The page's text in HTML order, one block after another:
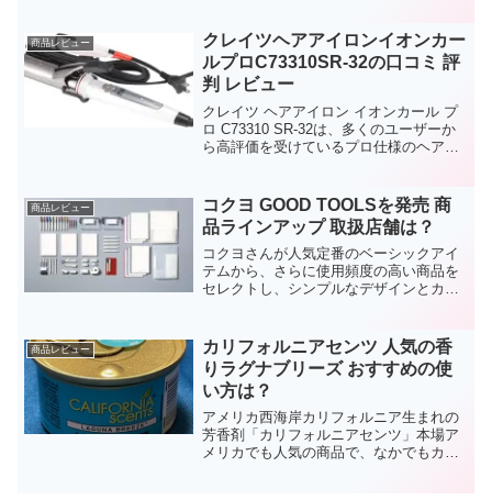
シュ！今回はメタルケースの商品特徴と
ともに、同じく...
商品レビュー
クレイツヘアアイロンイオンカー
ルプロC73310SR-32の口コミ 評
判 レビュー
クレイツ ヘアアイロン イオンカール プ
ロ C73310 SR-32は、多くのユーザーか
ら高評価を受けているプロ仕様のヘアア
ありながら、家庭でも簡単に扱える点で
す。特に...
商品レビュー
コクヨ GOOD TOOLSを発売 商
品ラインアップ 取扱店舗は？
コクヨさんが人気定番のベーシックアイ
テムから、さらに使用頻度の高い商品を
セレクトし、シンプルなデザインとカラ
ます。今回、GOOD TOOLSの商品ライ
ンアッ...
商品レビュー
カリフォルニアセンツ 人気の香
りラグナブリーズ おすすめの使
い方は？
アメリカ西海岸カリフォルニア生まれの
芳香剤「カリフォルニアセンツ」本場ア
メリカでも人気の商品で、なかでもカリ